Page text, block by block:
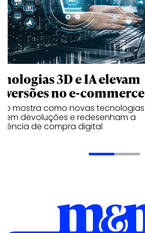
3D e IA elevam
no e-commerce
mostra como novas tecnologias
devoluções e redesenham a
de compra digital